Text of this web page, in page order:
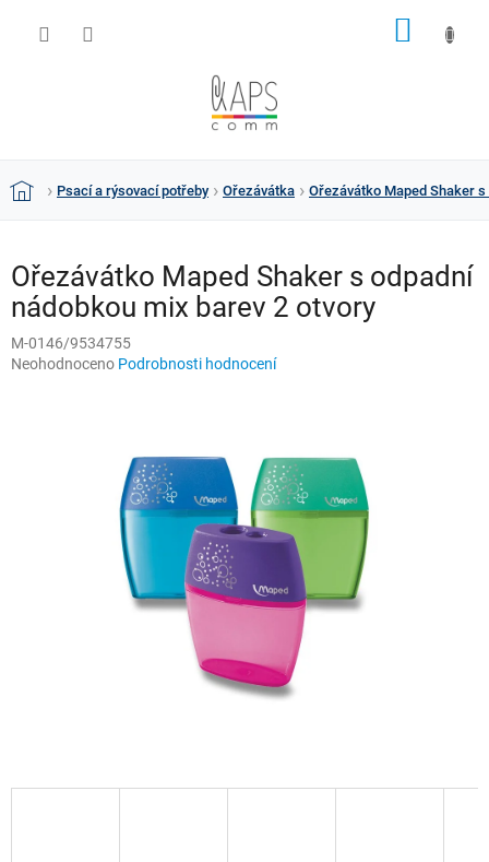
DomůPsací a rýsovací potřeby Ořezávátka Ořezávátko Maped Shaker
Ořezávátko Maped Shaker s odpadní
nádobkou mix barev 2 otvory
M-0146/9534755
Průměrné
Neohodnoceno Podrobnosti hodnocení